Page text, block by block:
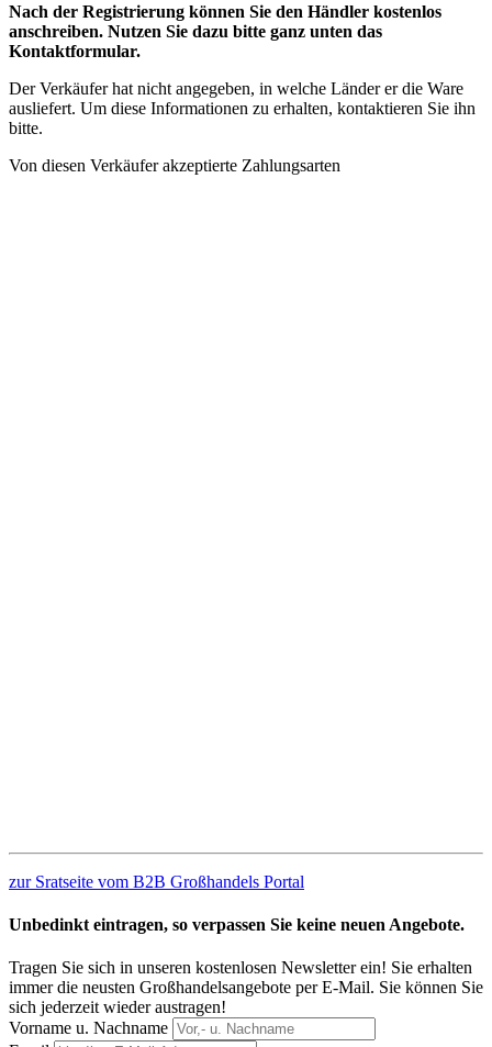
Nach der Registrierung können Sie den Händler kostenlos
anschreiben. Nutzen Sie dazu bitte ganz unten das
Kontaktformular.
Der Verkäufer hat nicht angegeben, in welche Länder er die Ware
ausliefert. Um diese Informationen zu erhalten, kontaktieren Sie ihn
bitte.
Von diesen Verkäufer akzeptierte Zahlungsarten
zur Sratseite vom B2B Großhandels Portal
Unbedinkt eintragen, so verpassen Sie keine neuen Angebote.
Tragen Sie sich in unseren kostenlosen Newsletter ein! Sie erhalten
immer die neusten Großhandelsangebote per E-Mail. Sie können Sie
sich jederzeit wieder austragen!
Vorname u. Nachname